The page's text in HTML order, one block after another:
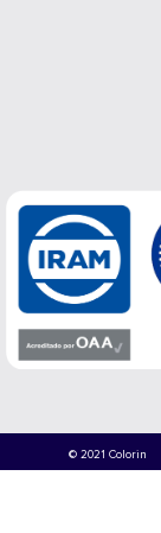
© 2021 Colorin